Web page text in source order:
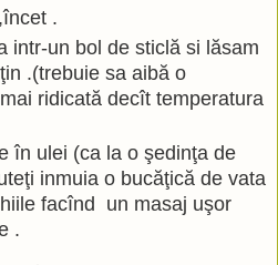
.
intr-un bol de sticlă si lăsam
.(trebuie sa aibă o
ridicată decît temperatura
în ulei (ca la o şedinţa de
inmuia o bucăţică de vata
facînd un masaj uşor
.